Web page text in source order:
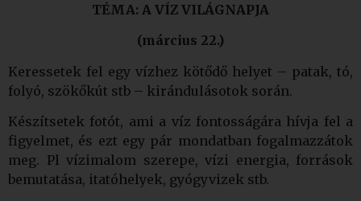
TÉMA: A VÍZ VILÁGNAPJA
(március 22.)
Keressetek fel egy vízhez kötődő helyet – patak, tó,
folyó, szökőkút stb – kirándulásotok során.
Készítsetek fotót, ami a víz fontosságára hívja fel a
figyelmet, és ezt egy pár mondatban fogalmazzátok
meg. Pl vízimalom szerepe, vízi energia, források
bemutatása, itatóhelyek, gyógyvizek stb.